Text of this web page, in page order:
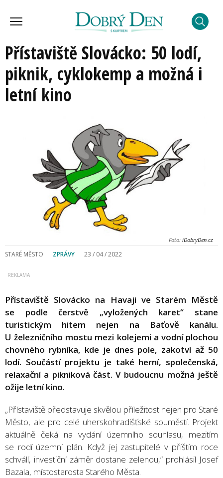
Přístaviště Slovácko: 50 lodí,
piknik, cyklokemp a možná i
letní kino
Foto: iDobryDen.cz
STARÉ MĚSTO ZPRÁVY 23 / 04 / 2022
Přístaviště Slovácko na Havaji ve Starém Městě
se podle čerstvě „vyložených karet“ stane
turistickým hitem nejen na Baťově kanálu.
U železničního mostu mezi kolejemi a vodní plochou
chovného rybníka, kde je dnes pole, zakotví až 50
lodí. Součástí projektu je také herní, společenská,
relaxační a pikniková část. V budoucnu možná ještě
ožije letní kino.
„Přístaviště představuje skvělou příležitost nejen pro Staré
Město, ale pro celé uherskohradišťské souměstí. Projekt
aktuálně čeká na vydání územního souhlasu, mezitím
se rodí územní plán. Když jej zastupitelé v příštím roce
schválí, investiční záměr dostane zelenou,“ prohlásil Josef
Bazala, místostarosta Starého Města.